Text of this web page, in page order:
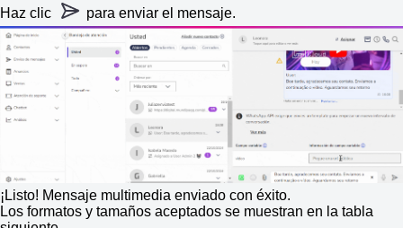
Haz clic
para enviar el mensaje.
¡Listo! Mensaje multimedia enviado con éxito.
Los formatos y tamaños aceptados se muestran en la tabla